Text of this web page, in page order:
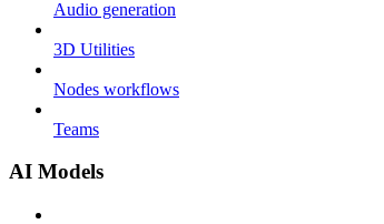
Audio generation
3D Utilities
Nodes workflows
Teams
AI Models